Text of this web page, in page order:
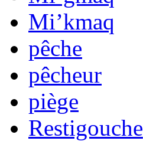
Mi’kmaq
pêche
pêcheur
piège
Restigouche